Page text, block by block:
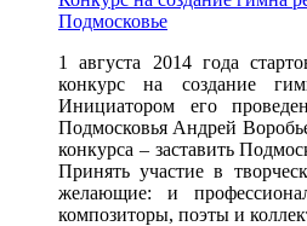
Подмосковье
1 августа 2014 года
конкурс на создание
Инициатором его
Подмосковья Андрей
конкурса – заставить
Принять участие в
желающие: и
композиторы, поэты и